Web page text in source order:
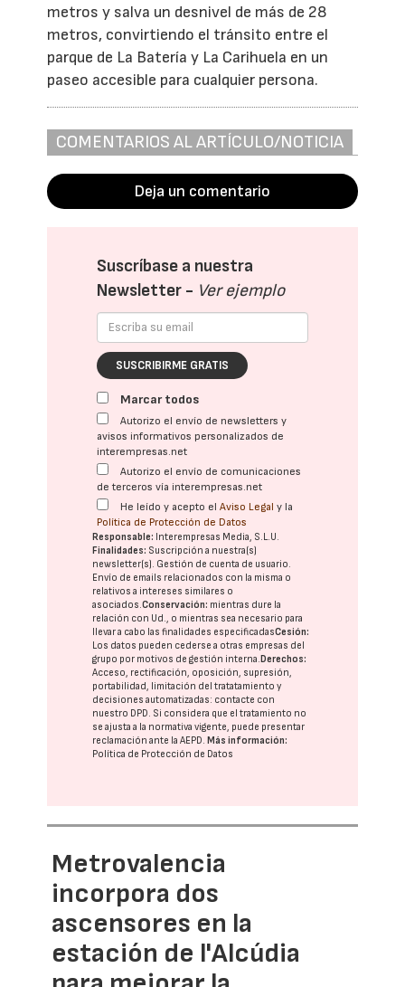
metros y salva un desnivel de más de 28
metros, convirtiendo el tránsito entre el
parque de La Batería y La Carihuela en un
paseo accesible para cualquier persona.
COMENTARIOS AL ARTÍCULO/NOTICIA
Deja un comentario
Suscríbase a nuestra
Newsletter - Ver ejemplo
SUSCRIBIRME GRATIS
Marcar todos
Autorizo el envío de newsletters y
avisos informativos personalizados de
interempresas.net
Autorizo el envío de comunicaciones
de terceros vía interempresas.net
He leído y acepto elAviso Legal y la
Política de Protección de Datos
Responsable: Interempresas Media, S.L.U.
Finalidades: Suscripción a nuestra(s)
newsletter(s). Gestión de cuenta de usuario.
Envío de emails relacionados con la misma o
relativos a intereses similares o
asociados.Conservación: mientras dure la
relación con Ud., o mientras sea necesario para
llevar a cabo las finalidades especificadasCesión:
Los datos pueden cederse a otras empresas del
grupo por motivos de gestión interna.Derechos:
Acceso, rectificación, oposición, supresión,
portabilidad, limitación del tratatamiento y
decisiones automatizadas: contacte con
nuestro DPD. Si considera que el tratamiento no
se ajusta a la normativa vigente, puede presentar
reclamación ante laAEPD.Más información:
Política de Protección de Datos
Metrovalencia
incorpora dos
ascensores en la
estación de l'Alcúdia